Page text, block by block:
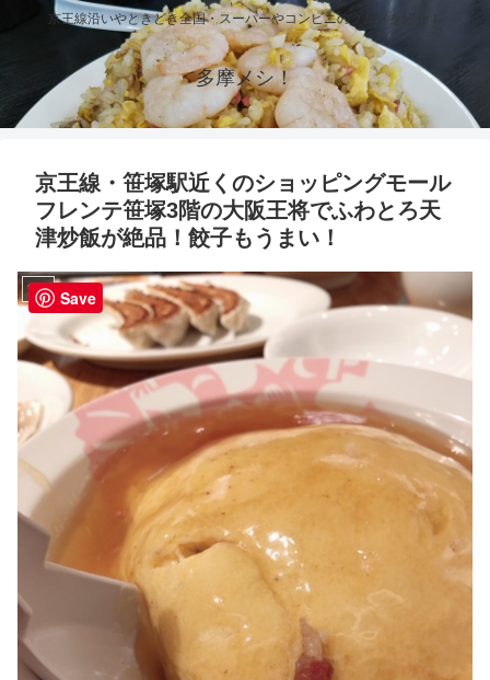
京王線沿いやときどき全国・スーパーやコンビニのグルメを紹介！
多摩メシ！
京王線・笹塚駅近くのショッピングモール
フレンテ笹塚3階の大阪王将でふわとろ天
津炒飯が絶品！餃子もうまい！
笹塚 Save